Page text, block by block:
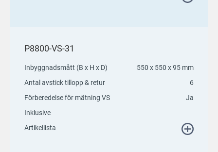
P8800-VS-31
Inbyggnadsmått (B x H x D)
550 x 550 x 95 mm
Antal avstick tillopp & retur
6
Förberedelse för mätning VS
Ja
Inklusive
Artikellista